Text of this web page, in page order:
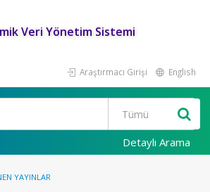
Veri Yönetim Sistemi
Araştırmacı Girişi English
Detaylı Arama
YAYINLAR